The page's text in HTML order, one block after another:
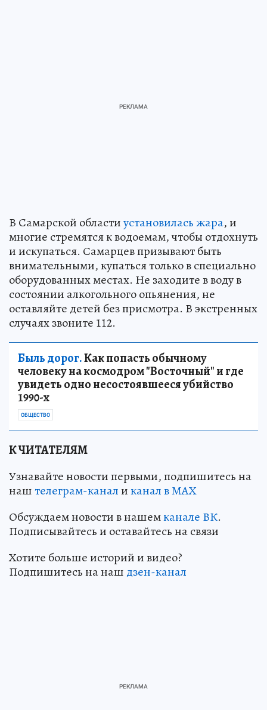
В Самарской областиустановилась жара, и
многие стремятся к водоемам, чтобы отдохнуть
и искупаться. Самарцев призывают быть
внимательными, купаться только в специально
оборудованных местах. Не заходите в воду в
состоянии алкогольного опьянения, не
оставляйте детей без присмотра. В экстренных
случаях звоните 112.
Быль дорог.Как попасть обычному
человеку на космодром "Восточный" и где
увидеть одно несостоявшееся убийство
1990-х
ОБЩЕСТВО
К ЧИТАТЕЛЯМ
Узнавайте новости первыми, подпишитесь на
наштелеграм-каналиканал в МАХ
Обсуждаем новости в нашемканале ВК.
Подписывайтесь и оставайтесь на связи
Хотите больше историй и видео?
Подпишитесь на наш дзен-канал